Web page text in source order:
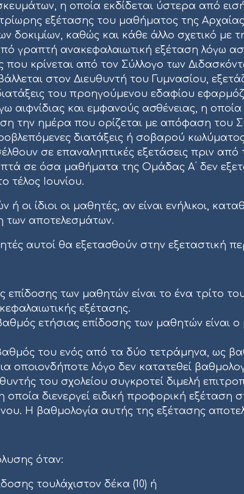
η οποία εκδίδεται ύστερα από
εξέτασης του μαθήματος της
καθώς και κάθε άλλο σχετικό με
γραπτή ανακεφαλαιωτική εξέταση λόγω
κρίνεται από τον Σύλλογο των
στον Διευθυντή του Γυμνασίου,
του προηγούμενου εδαφίου
και εμφανούς ασθένειας, η
την ημέρα που ορίζεται με απόφαση του
διατάξεις ή σοβαρού
σε επαναληπτικές εξετάσεις πριν
σε όσα μαθήματα της Ομάδας Α ́ δεν
τέλος Ιουνίου.
οι ίδιοι οι μαθητές, αν είναι ενήλικοι,
των αποτελεσμάτων.
αυτοί θα εξετασθούν στην εξεταστική
των μαθητών είναι το ένα τρίτο
εξέτασης.
ετήσιας επίδοσης των μαθητών
του ενός από τα δύο τετράμηνα, ως
οποιονδήποτε λόγο δεν κατατεθεί
του σχολείου συγκροτεί διμελή
διενεργεί ειδική προφορική
Η βαθμολογία αυτής της εξέτασης
όταν:
τουλάχιστον δέκα (10) ή